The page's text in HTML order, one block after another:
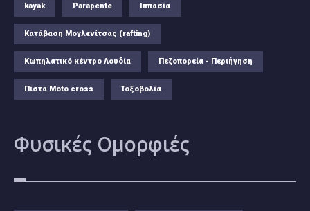
kayak Parapente Ιππασία
Κατάβαση Μογλενίτσας (rafting)
Κωπηλατικό κέντρο Λουδία Πεζοπορεία - Περιήγηση
Πίστα Moto cross Τοξοβολία
Φυσικές Ομορφιές